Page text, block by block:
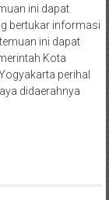
ini dapat
bertukar informasi
ini dapat
Kota
perihal
didaerahnya